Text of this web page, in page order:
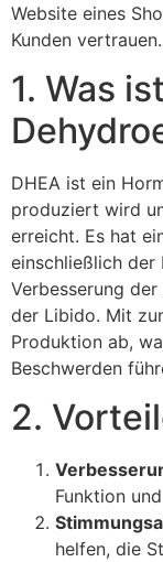
Website eines
Kunden vertrauen.
1. Was ist
DHEA ist ein
produziert wird
erreicht. Es hat
einschließlich der
Verbesserung
der Libido. Mit
Produktion ab,
Beschwerden
2.
Funktion
helfen, die